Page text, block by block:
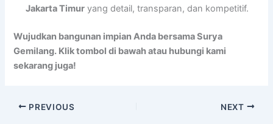
Jakarta Timur yang detail, transparan, dan kompetitif.
Wujudkan bangunan impian Anda bersama Surya
Gemilang. Klik tombol di bawah atau hubungi kami
sekarang juga!
PREVIOUS NEXT